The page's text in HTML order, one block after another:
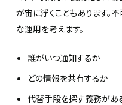
が宙に浮くこともあります。
な運用を考えます。
誰がいつ通知するか
どの情報を共有するか
代替手段を探す義務があ